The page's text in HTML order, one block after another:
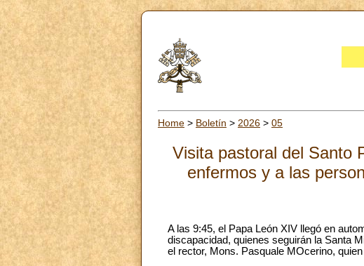
Home > Boletín > 2026 > 05
Visita pastoral del Santo
enfermos y a las
A las 9:45, el Papa León XIV llegó en
discapacidad, quienes seguirán la Santa
el rector, Mons. Pasquale MOcerino,